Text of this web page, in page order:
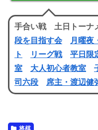
手合い戦 土日トーナ
段を目指す会
月曜夜
ト
リーグ戦 平日限
室
大人初心者教室
司六段
席主・渡辺健